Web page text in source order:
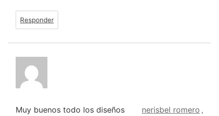
Responder
nerisbel romero ,
Muy buenos todo los diseños